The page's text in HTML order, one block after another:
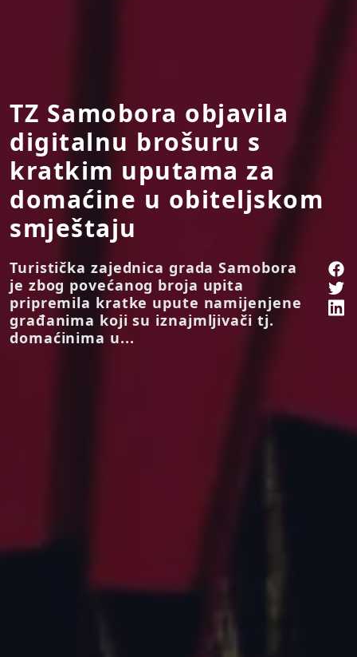
TZ Samobora objavila
digitalnu brošuru s
kratkim uputama za
domaćine u obiteljskom
smještaju
Turistička zajednica grada Samobora
je zbog povećanog broja upita
pripremila kratke upute namijenjene
građanima koji su iznajmljivači tj.
domaćinima u...